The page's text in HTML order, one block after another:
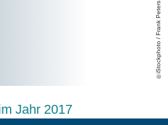
iStockphoto / Frank Peters
Jahr 2017